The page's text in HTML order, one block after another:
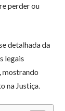
perder ou
detalhada da
legais
mostrando
na Justiça.